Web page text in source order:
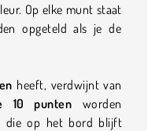
Op elke munt staat
opgeteld als je de
heeft, verdwijnt van
10 punten worden
die op het bord blijft